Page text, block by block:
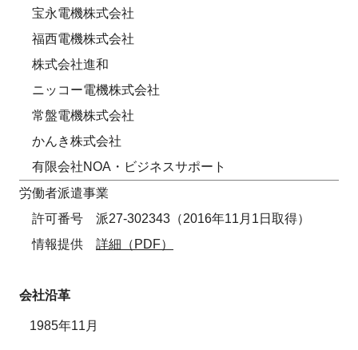
宝永電機株式会社
福西電機株式会社
株式会社進和
ニッコー電機株式会社
常盤電機株式会社
かんき株式会社
有限会社NOA・ビジネスサポート
労働者派遣事業
許可番号 派27-302343（2016年11月1日取得）
情報提供 詳細（PDF）
会社沿革
1985年11月